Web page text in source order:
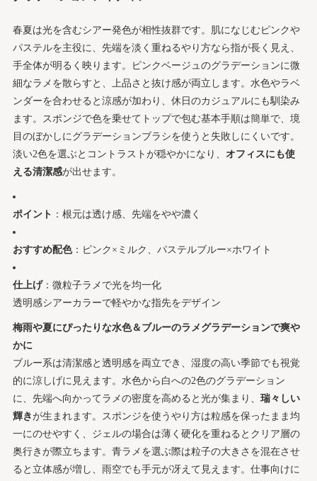
春夏は光を含むシアー発色が相性抜群です。肌になじむピンクや
パステルを主役に、先端を淡く重ねるやり方なら指が長く見え、
手全体が明るく映ります。ピンクベージュのグラデーションに微
細なラメを散らすと、上品さと抜け感が両立します。水色やラベ
ンダーを合わせると涼感が加わり、休日のカジュアルにも馴染み
ます。スポンジで色を乗せてトップで包む基本手順は簡単で、境
目のぼかしにグラデーションブラシを使うと失敗しにくいです。
淡い2色を選ぶとコントラストが穏やかになり、 オフィスにも使
える清潔感が出せます。
ポイント ：根元は透け感、先端をやや濃く
おすすめ配色：ピンク×ミルク、パステルブルー×ホワイト
仕上げ：微粒子ラメで光を均一化
透明感シアーカラーで軽やかな指先をデザイン
梅雨や夏にぴったりな水色＆ブルーのラメグラデーションで爽や
かに
ブルー系は清潔感と透明感を両立でき、湿度の高い季節でも視覚
的に涼しげに見えます。水色から白への2色のグラデーション
に、先端へ向かってラメの密度を高めると光が集まり、 瑞々しい
輝きが生まれます。スポンジを使うやり方は粒感を保ったまま均
一にのせやすく、ジェルの場合は薄く硬化を重ねるとクリア層の
奥行きが際立ちます。青ラメを選ぶ際は粒子の大きさを混在させ
ると立体感が増し、雨空でも手元が冴えて見えます。仕事向けに